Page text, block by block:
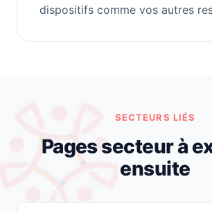
dispositifs comme vos autres
SECTEURS LIÉS
Pages secteur à
ensuite